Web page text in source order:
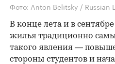
Фото: Anton Belitsky / Russian
В конце лета и в
жилья традиционно
такого явления —
стороны студентов и